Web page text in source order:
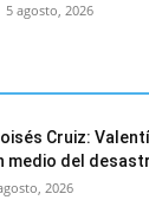
5 agosto, 2026
Cruiz:
medio del
2026